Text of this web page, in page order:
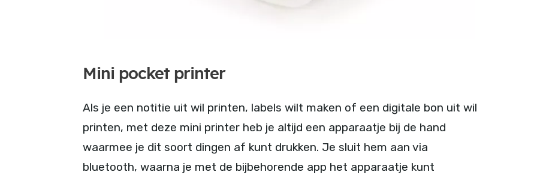
Mini pocket printer
Als je een notitie uit wil printen, labels wilt maken of een digitale bon uit wil
printen, met deze mini printer heb je altijd een apparaatje bij de hand
waarmee je dit soort dingen af kunt drukken. Je sluit hem aan via
bluetooth, waarna je met de bijbehorende app het apparaatje kunt